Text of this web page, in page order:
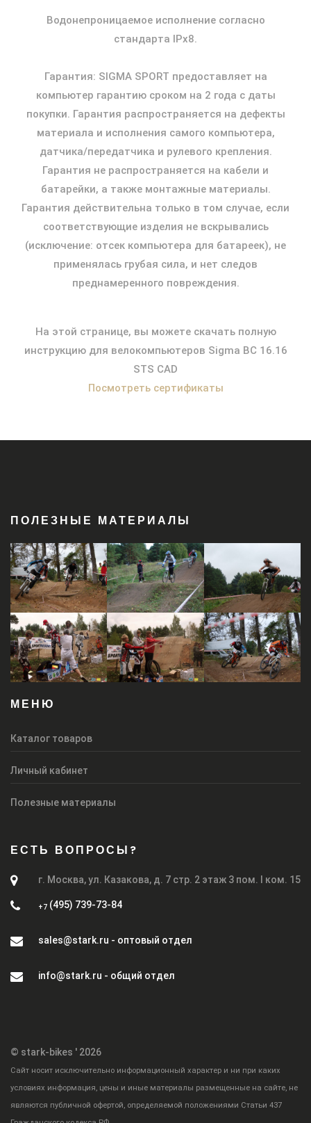
Водонепроницаемое исполнение согласно
стандарта IPx8.
Гарантия: SIGMA SPORT предоставляет на
компьютер гарантию сроком на 2 года с даты
покупки. Гарантия распространяется на дефекты
материала и исполнения самого компьютера,
датчика/передатчика и рулевого крепления.
Гарантия не распространяется на кабели и
батарейки, а также монтажные материалы.
Гарантия действительна только в том случае, если
соответствующие изделия не вскрывались
(исключение: отсек компьютера для батареек), не
применялась грубая сила, и нет следов
преднамеренного повреждения.
На этой странице, вы можете скачать полную
инструкцию для велокомпьютеров Sigma BC 16.16
STS CAD
Посмотреть сертификаты
ПОЛЕЗНЫЕ МАТЕРИАЛЫ
МЕНЮ
Каталог товаров
Личный кабинет
Полезные материалы
ЕСТЬ ВОПРОСЫ?
г. Москва, ул. Казакова, д. 7 стр. 2 этаж 3 пом. I ком. 15
+7 (495) 739-73-84
sales@stark.ru - оптовый отдел
info@stark.ru - общий отдел
© stark-bikes ' 2026
Cайт носит исключительно информационный характер и ни при каких
условиях информация, цены и иные материалы размещенные на сайте, не
являются публичной офертой, определяемой положениями Статьи 437